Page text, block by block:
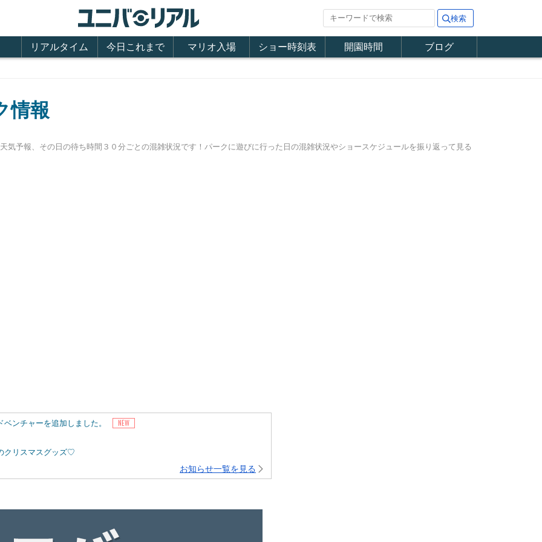
リアルタイム 今日これまで マリオ入場 ショー時刻表 開園時間 ブログ
情報
気予報、その日の待ち時間３０分ごとの混雑状況です！パークに遊びに行った日の混雑状況やショースケジュールを振り返って見る
ンチャーを追加しました。
クリスマスグッズ♡
お知らせ一覧を見る